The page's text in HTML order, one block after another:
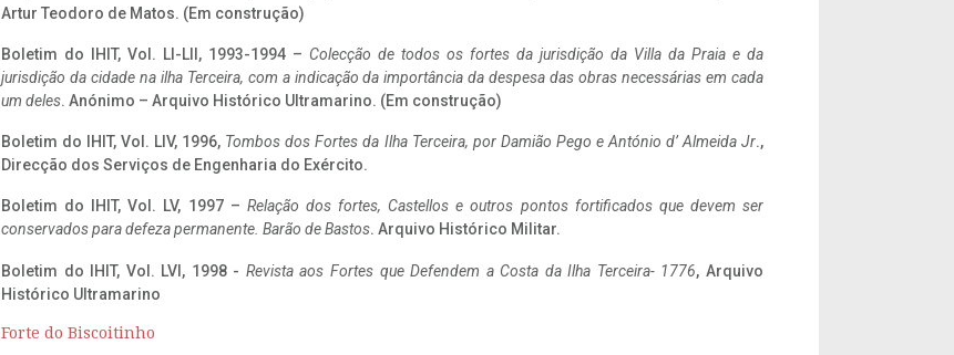
Artur Teodoro de Matos. (Em construção)
Boletim do IHIT, Vol. LI-LII, 1993-1994 – Colecção de todos os fortes da jurisdição da Villa da Praia e da
jurisdição da cidade na ilha Terceira, com a indicação da importância da despesa das obras necessárias em cada
um deles. Anónimo – Arquivo Histórico Ultramarino. (Em construção)
Boletim do IHIT, Vol. LIV, 1996, Tombos dos Fortes da Ilha Terceira, por Damião Pego e António d’ Almeida Jr.,
Direcção dos Serviços de Engenharia do Exército.
Boletim do IHIT, Vol. LV, 1997 – Relação dos fortes, Castellos e outros pontos fortificados que devem ser
conservados para defeza permanente. Barão de Bastos. Arquivo Histórico Militar.
Boletim do IHIT, Vol. LVI, 1998 - Revista aos Fortes que Defendem a Costa da Ilha Terceira- 1776, Arquivo
Histórico Ultramarino
Forte do Biscoitinho